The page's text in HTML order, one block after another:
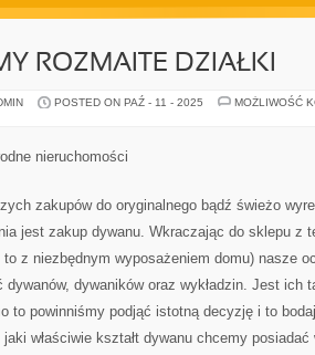
ROZMAITE DZIAŁKI
POSTED ON PAŹ - 11 - 2025
MOŻLIWOŚĆ
nieruchomości
zakupów do oryginalnego bądź świeżo
jest zakup dywanu. Wkraczając do sklepu z
z niezbędnym wyposażeniem domu) nasze
dywanów, dywaników oraz wykładzin. Jest ich
to powinniśmy podjąć istotną decyzję i to
właściwie kształt dywanu chcemy